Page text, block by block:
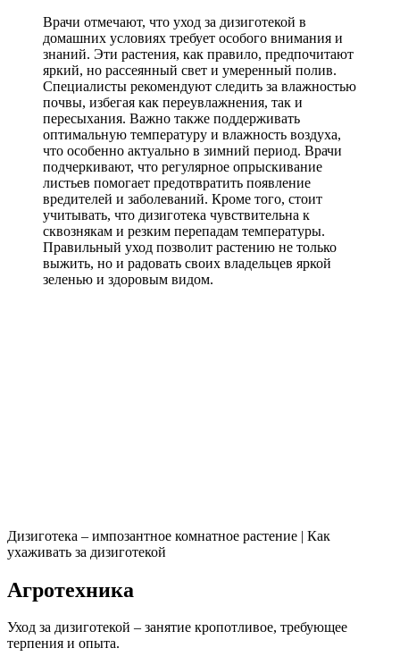
Врачи отмечают, что уход за дизиготекой в
домашних условиях требует особого внимания и
знаний. Эти растения, как правило, предпочитают
яркий, но рассеянный свет и умеренный полив.
Специалисты рекомендуют следить за влажностью
почвы, избегая как переувлажнения, так и
пересыхания. Важно также поддерживать
оптимальную температуру и влажность воздуха,
что особенно актуально в зимний период. Врачи
подчеркивают, что регулярное опрыскивание
листьев помогает предотвратить появление
вредителей и заболеваний. Кроме того, стоит
учитывать, что дизиготека чувствительна к
сквознякам и резким перепадам температуры.
Правильный уход позволит растению не только
выжить, но и радовать своих владельцев яркой
зеленью и здоровым видом.
Дизиготека – импозантное комнатное растение | Как
ухаживать за дизиготекой
Агротехника
Уход за дизиготекой – занятие кропотливое, требующее
терпения и опыта.